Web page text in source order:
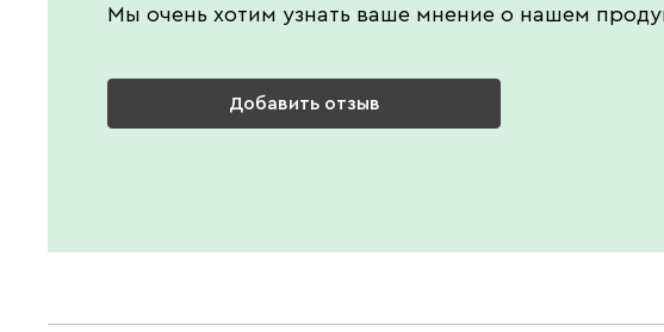
Мы очень хотим узнать ваше мнение о нашем
Добавить отзыв